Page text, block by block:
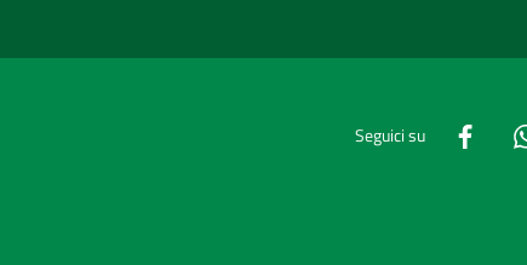
Seguici su